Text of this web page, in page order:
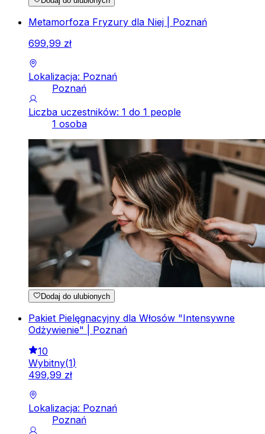
Metamorfoza Fryzury dla Niej | Poznań
699,99 zł
Lokalizacja: Poznań
Poznań
Liczba uczestników: 1 do 1 people
1 osoba
Dodaj do ulubionych
Pakiet Pielęgnacyjny dla Włosów "Intensywne
Odżywienie" | Poznań
10
Wybitny(1)
499,99 zł
Lokalizacja: Poznań
Poznań